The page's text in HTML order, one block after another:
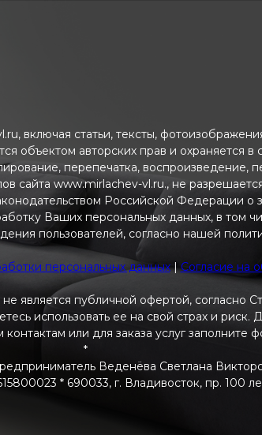
включая статьи, тексты,
объектом авторских прав и охраняется в
перепечатка, воспроизведение,
сайта www.mirlachev-vl.ru., не
Российской Федерации о
Ваших персональных данных, в том
пользователей, согласно нашей
персональных данных|Согласие на
является публичной офертой, согласно
использовать ее на свой страх и
или для заказа услуг заполните
*
Веденёва Светлана
* 690033, г. Владивосток, пр. 100